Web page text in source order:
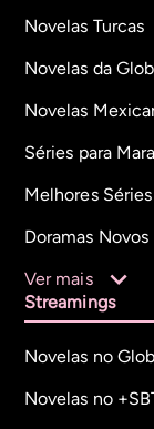
Novelas Turcas
Novelas da
Novelas
Séries para
Melhores Séries
Doramas Novos
Ver mais
Streamings
Novelas no
Novelas no